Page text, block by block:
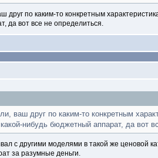
по каким-то конкретным
да вот все не определиться.
ваш друг по каким-то конкретным
нибудь бюджетный аппарат, да вот
с другими моделями в такой же ценовой
за разумные деньги.